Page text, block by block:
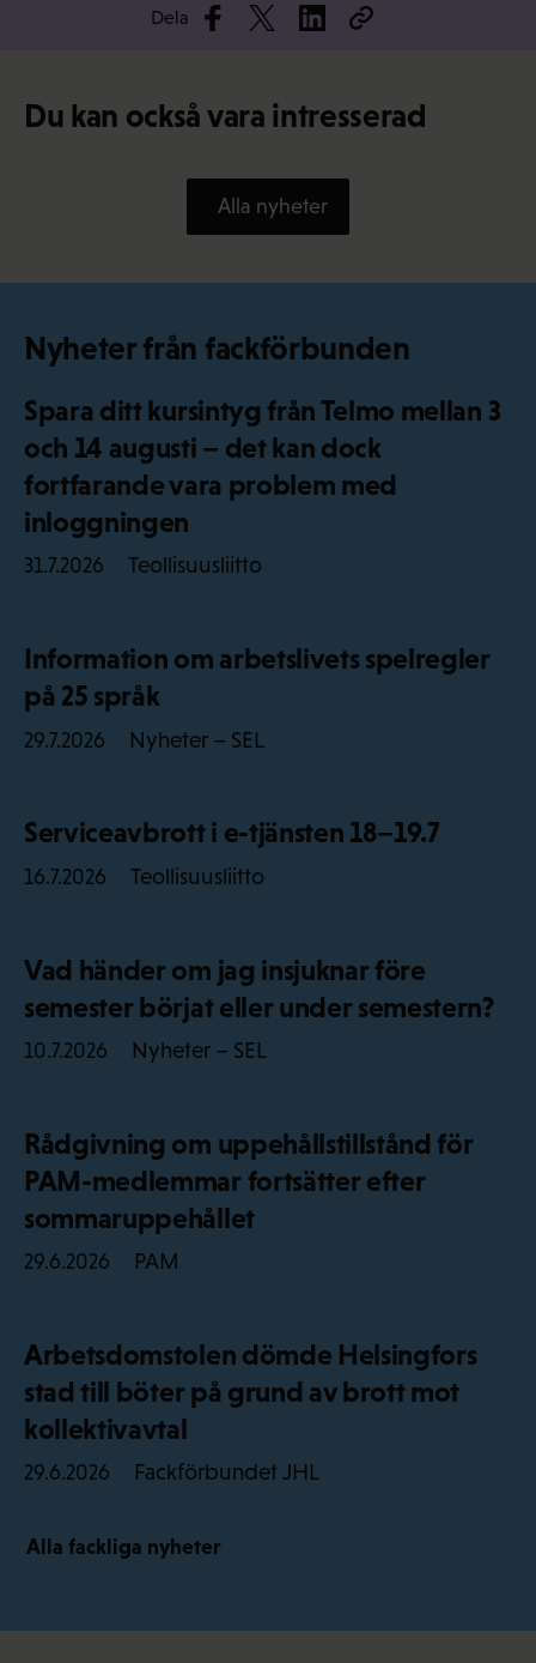
Dela
Du kan också vara intresserad
Alla nyheter
Nyheter från fackförbunden
Spara ditt kursintyg från Telmo mellan 3
och 14 augusti – det kan dock
fortfarande vara problem med
inloggningen
31.7.2026 Teollisuusliitto
Information om arbetslivets spelregler
på 25 språk
29.7.2026 Nyheter – SEL
Serviceavbrott i e-tjänsten 18–19.7
16.7.2026 Teollisuusliitto
Vad händer om jag insjuknar före
semester börjat eller under semestern?
10.7.2026 Nyheter – SEL
Rådgivning om uppehållstillstånd för
PAM-medlemmar fortsätter efter
sommaruppehållet
29.6.2026 PAM
Arbetsdomstolen dömde Helsingfors
stad till böter på grund av brott mot
kollektivavtal
29.6.2026 Fackförbundet JHL
Alla fackliga nyheter